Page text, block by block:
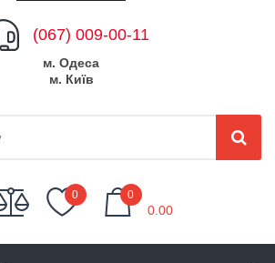
(067) 009-00-11
м. Одеса
м. Київ
0 0
0.00